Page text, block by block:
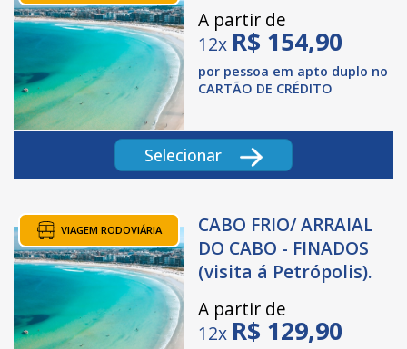
A partir de
12x R$ 154,90
por pessoa em apto duplo no
CARTÃO DE CRÉDITO
Selecionar
VIAGEM RODOVIÁRIA
CABO FRIO/ ARRAIAL
DO CABO - FINADOS
(visita á Petrópolis).
A partir de
12x R$ 129,90